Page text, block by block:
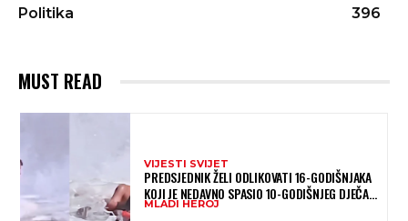
Politika
396
MUST READ
VIJESTI SVIJET
PREDSJEDNIK ŽELI ODLIKOVATI 16-GODIŠNJAKA
KOJI JE NEDAVNO SPASIO 10-GODIŠNJEG DJEČAKA
IZ SMRTONOSNIH VALOVA
MLADI HEROJ